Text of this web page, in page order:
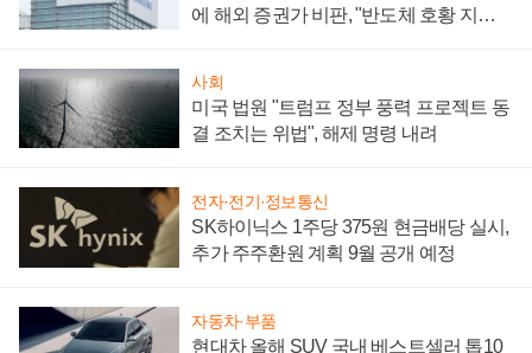
에 해외 증권가 비판, "반도체 호황 지속
사회
미국 법원 "트럼프 정부 풍력 프로젝트 동
결 조치는 위법", 해제 명령 내려
전자·전기·정보통신
SK하이닉스 1주당 375원 현금배당 실시,
추가 주주환원 계획 9월 공개 예정
자동차·부품
현대차 올해 SUV 국내 베스트셀러 톱10